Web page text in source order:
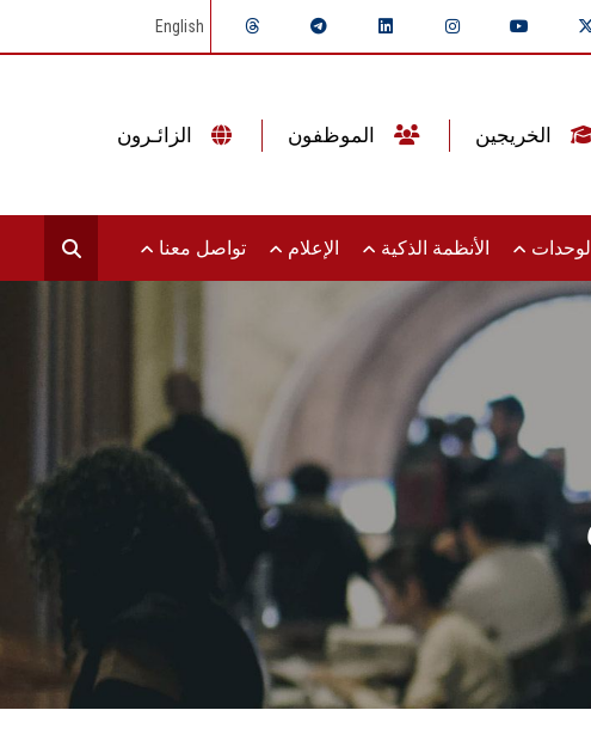
English
الأنظمة الذكية الإعلام تواصل معنا